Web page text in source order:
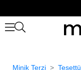
Anasayfa TESETTÜR
Minik Terzi